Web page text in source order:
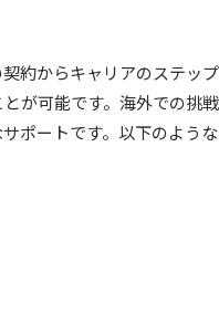
約からキャリアのステッ
が可能です。海外での挑
ポートです。以下のよう